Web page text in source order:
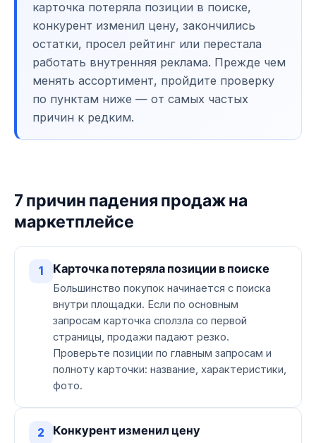
карточка потеряла позиции в поиске,
конкурент изменил цену, закончились
остатки, просел рейтинг или перестала
работать внутренняя реклама. Прежде чем
менять ассортимент, пройдите проверку
по пунктам ниже — от самых частых
причин к редким.
7 причин падения продаж на
маркетплейсе
1 Карточка потеряла позиции в поиске
Большинство покупок начинается с поиска
внутри площадки. Если по основным
запросам карточка сползла со первой
страницы, продажи падают резко.
Проверьте позиции по главным запросам и
полноту карточки: название, характеристики,
фото.
2 Конкурент изменил цену